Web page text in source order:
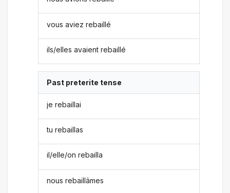
vous aviez rebaillé
ils/elles avaient rebaillé
Past preterite tense
je rebaillai
tu rebaillas
il/elle/on rebailla
nous rebaillâmes